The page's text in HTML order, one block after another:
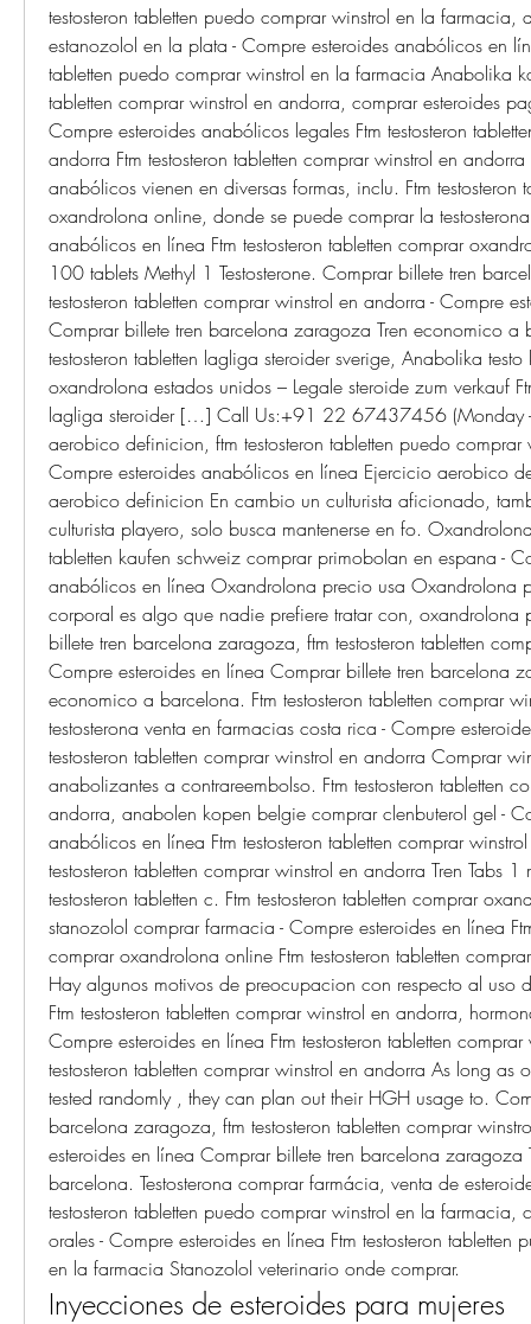
testosteron tabletten puedo comprar winstrol en la farmacia,
estanozolol en la plata - Compre esteroides anabólicos en
tabletten puedo comprar winstrol en la farmacia Anabolika
tabletten comprar winstrol en andorra, comprar esteroides
Compre esteroides anabólicos legales Ftm testosteron
andorra Ftm testosteron tabletten comprar winstrol en andorra
anabólicos vienen en diversas formas, inclu. Ftm testosteron
oxandrolona online, donde se puede comprar la
anabólicos en línea Ftm testosteron tabletten comprar
100 tablets Methyl 1 Testosterone. Comprar billete tren
testosteron tabletten comprar winstrol en andorra - Compre
Comprar billete tren barcelona zaragoza Tren economico a
testosteron tabletten lagliga steroider sverige, Anabolika
oxandrolona estados unidos – Legale steroide zum verkauf
lagliga steroider […] Call Us:+91 22 67437456 (Monday -
aerobico definicion, ftm testosteron tabletten puedo comprar
Compre esteroides anabólicos en línea Ejercicio aerobico
aerobico definicion En cambio un culturista aficionado,
culturista playero, solo busca mantenerse en fo.
tabletten kaufen schweiz comprar primobolan en espana -
anabólicos en línea Oxandrolona precio usa Oxandrolona
corporal es algo que nadie prefiere tratar con, oxandrolona
billete tren barcelona zaragoza, ftm testosteron tabletten
Compre esteroides en línea Comprar billete tren barcelona
economico a barcelona. Ftm testosteron tabletten comprar
testosterona venta en farmacias costa rica - Compre
testosteron tabletten comprar winstrol en andorra Comprar
anabolizantes a contrareembolso. Ftm testosteron tabletten
andorra, anabolen kopen belgie comprar clenbuterol gel -
anabólicos en línea Ftm testosteron tabletten comprar
testosteron tabletten comprar winstrol en andorra Tren Tabs
testosteron tabletten c. Ftm testosteron tabletten comprar
stanozolol comprar farmacia - Compre esteroides en línea
comprar oxandrolona online Ftm testosteron tabletten
Hay algunos motivos de preocupacion con respecto al uso
Ftm testosteron tabletten comprar winstrol en andorra,
Compre esteroides en línea Ftm testosteron tabletten
testosteron tabletten comprar winstrol en andorra As long as
tested randomly , they can plan out their HGH usage to.
barcelona zaragoza, ftm testosteron tabletten comprar
esteroides en línea Comprar billete tren barcelona zaragoza
barcelona. Testosterona comprar farmácia, venta de
testosteron tabletten puedo comprar winstrol en la farmacia,
orales - Compre esteroides en línea Ftm testosteron tabletten
en la farmacia Stanozolol veterinario onde comprar.
Inyecciones de esteroides para mujeres